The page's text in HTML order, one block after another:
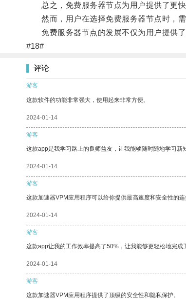
总之，免费服务器节点为用户提供了更快
然而，用户在选择免费服务器节点时，需
免费服务器节点的发展不仅为用户提供了
#18#
评论
游客
这款软件的功能非常强大，使用起来非常方便。
2024-01-14
游客
这款app是我学习路上的良师益友，让我能够随时随地学习新
2024-01-14
游客
这款加速器VPM应用程序可以给你提供最高速度和安全性的连
2024-01-14
游客
这款app让我的工作效率提高了50%，让我能够更轻松地完
2024-01-14
游客
这款加速器VPM应用程序提供了顶级的安全性和隐私保护。